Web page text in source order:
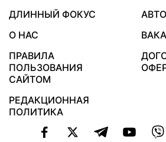
ДЛИННЫЙ ФОКУС
О НАС
ПРАВИЛА
ПОЛЬЗОВАНИЯ
САЙТОМ
РЕДАКЦИОННАЯ
ПОЛИТИКА